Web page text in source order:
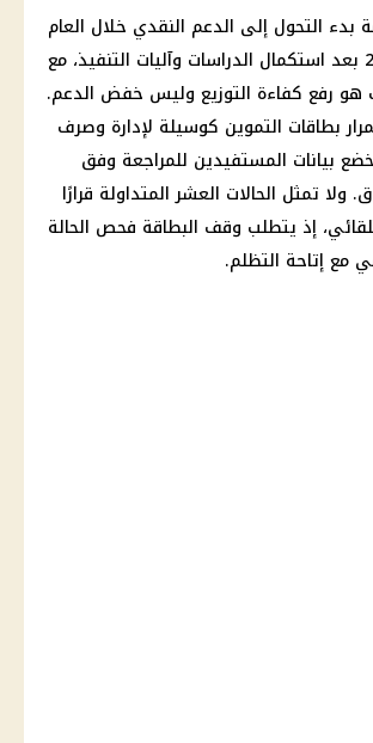
التحول إلى الدعم النقدي خلال العام
المالي 2026-2027 بعد استكمال الدراسات وآليات التنفيذ، مع
هو رفع كفاءة التوزيع وليس خفض الدعم.
بطاقات التموين كوسيلة لإدارة وصرف
بيانات المستفيدين للمراجعة وفق
ولا تمثل الحالات العشر المتداولة قرارًا
إذ يتطلب وقف البطاقة فحص الحالة
مع إتاحة التظلم.